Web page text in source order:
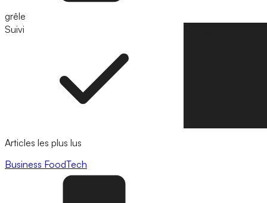
grêle
Suivi
Articles les plus lus
Business FoodTech